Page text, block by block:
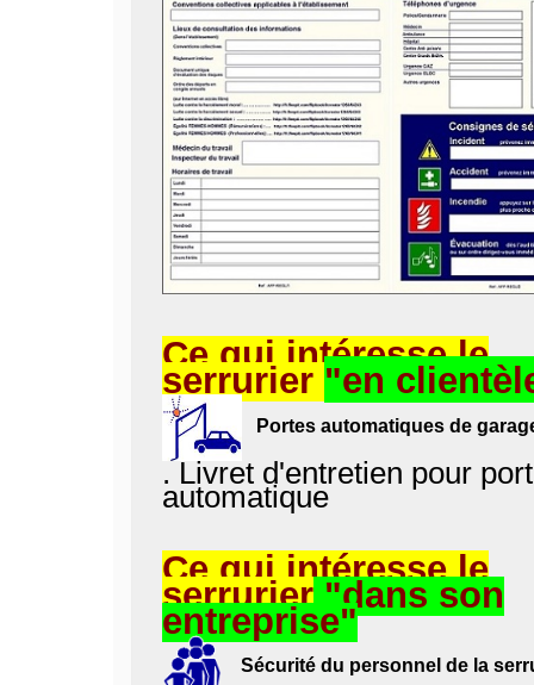
Ce qui intéresse le
serrurier "en
Portes automatiques de
. Livret d'entretien pour
automatique
Ce qui intéresse le
serrurier "dans son
entreprise"
Sécurité du personnel de la